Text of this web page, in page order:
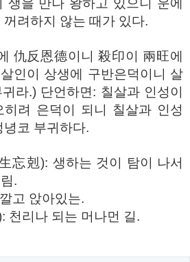
생을 만나 왕하고 있으니 운에
려하지 않는 때가 있다.
仇反恩德이니 殺印이 兩旺에
인이 상생에 구반은덕이니 살
라.) 단언하면: 칠살과 인성이
히려 은덕이 되니 칠살과 인성
코 부귀하다.
忘剋): 생하는 것이 탐이 나서
.
고 앉아있는.
천리나 되는 머나먼 길.